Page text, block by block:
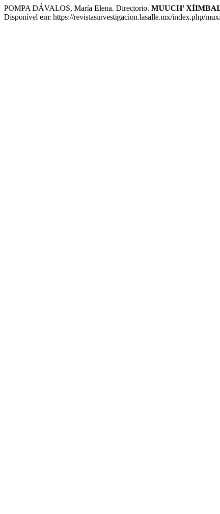
POMPA DÁVALOS, María Elena. Directorio. MUUCH’
Disponível em: https://revistasinvestigacion.lasalle.mx/index.php/